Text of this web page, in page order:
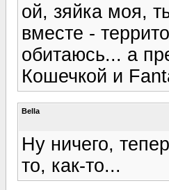
ой, зяйка моя,
вместе -
обитаюсь... а
Кошечкой и
Bella
Ну ничего,
то, как-то...